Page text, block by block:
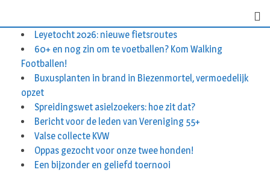
Leyetocht 2026: nieuwe fietsroutes
60+ en nog zin om te voetballen? Kom Walking
Footballen!
Buxusplanten in brand in Biezenmortel, vermoedelijk
opzet
Spreidingswet asielzoekers: hoe zit dat?
Bericht voor de leden van Vereniging 55+
Valse collecte KVW
Oppas gezocht voor onze twee honden!
Een bijzonder en geliefd toernooi